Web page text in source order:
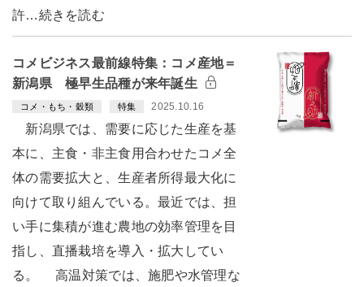
許…続きを読む
コメビジネス最前線特集：コメ産地＝
新潟県 極早生品種が来年誕生
コメ・もち・穀類 特集 2025.10.16
新潟県では、需要に応じた生産を基
本に、主食・非主食用合わせたコメ全
体の需要拡大と、生産者所得最大化に
向けて取り組んでいる。最近では、担
い手に集積が進む農地の効率管理を目
指し、直播栽培を導入・拡大してい
る。 高温対策では、施肥や水管理な